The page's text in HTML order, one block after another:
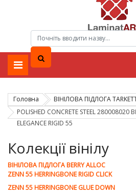
Головна ВІНІЛОВА ПІДЛОГА
POLISHED CONCRETE STEEL
ELEGANCE RIGID 55
Колекції вінілу
ВІНІЛОВА ПІДЛОГА BERRY ALLOC
ZENN 55 HERRINGBONE RIGID CLICK
ZENN 55 HERRINGBONE GLUE DOWN